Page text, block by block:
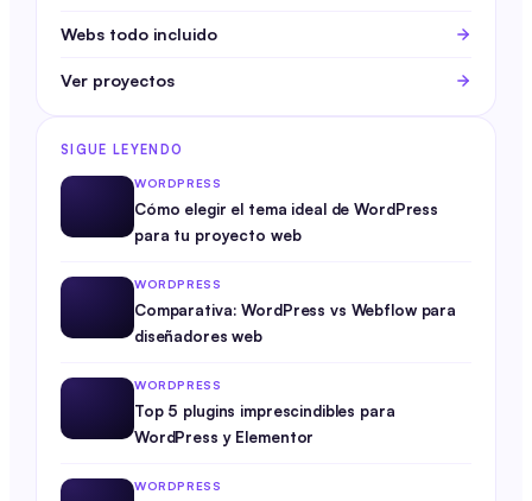
Webs todo incluido
Ver proyectos
SIGUE LEYENDO
WORDPRESS
Cómo elegir el tema ideal de WordPress
para tu proyecto web
WORDPRESS
Comparativa: WordPress vs Webflow para
diseñadores web
WORDPRESS
Top 5 plugins imprescindibles para
WordPress y Elementor
WORDPRESS